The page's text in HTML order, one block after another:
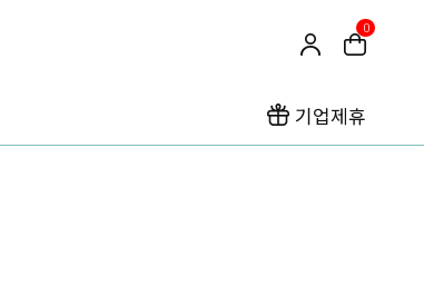
0
기업제휴